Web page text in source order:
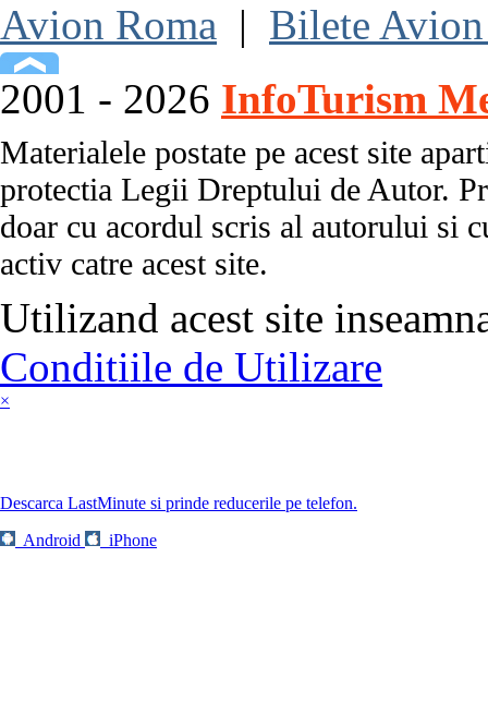
Avion Roma | Bilete
2001 - 2026 InfoTurism
Materialele postate pe acest site
protectia Legii Dreptului de Autor.
doar cu acordul scris al autorului si
activ catre acest site.
Utilizand acest site
Conditiile de Utilizare
×
Descarca LastMinute si prinde reducerile pe telefon.
Android
iPhone